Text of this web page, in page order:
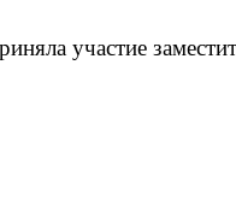
участие